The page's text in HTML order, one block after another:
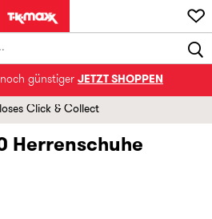
günstiger JETZT SHOPPEN
Click & Collect
Herrenschuhe